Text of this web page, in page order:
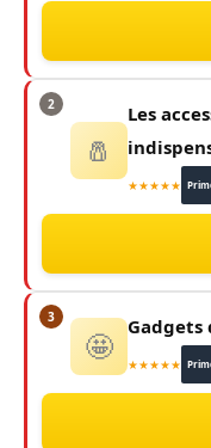
2
🧂
Les
★★★★★
3
🤩 Gadgets
★★★★★